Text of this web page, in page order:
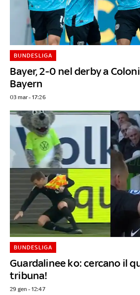
Bayer, 2-0 nel derby a
Bayern
BUNDESLIGA
03 mar - 17:26
Guardalinee ko: cercano il
tribuna!
BUNDESLIGA
29 gen - 12:47